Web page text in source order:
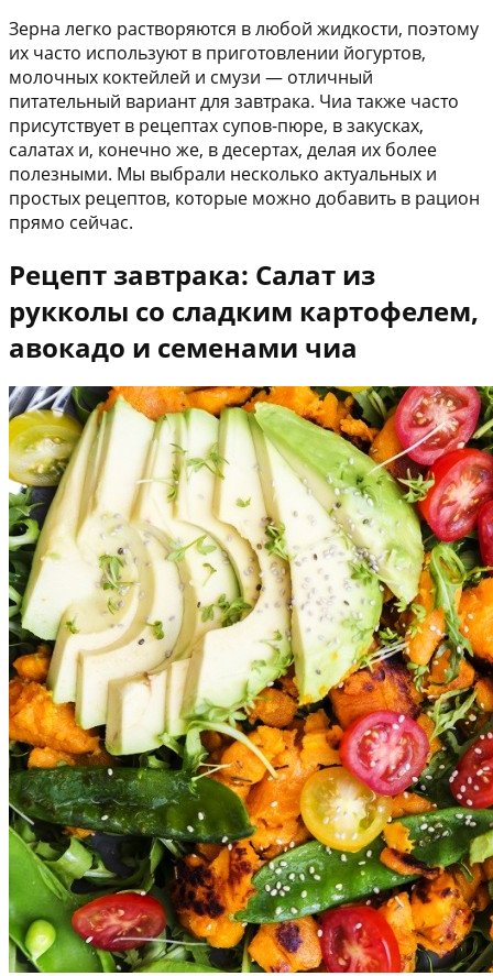
Зерна легко растворяются в любой жидкости, поэтому
их часто используют в приготовлении йогуртов,
молочных коктейлей и смузи — отличный
питательный вариант для завтрака. Чиа также часто
присутствует в рецептах супов-пюре, в закусках,
салатах и, конечно же, в десертах, делая их более
полезными. Мы выбрали несколько актуальных и
простых рецептов, которые можно добавить в рацион
прямо сейчас.
Рецепт завтрака: Салат из
рукколы со сладким картофелем,
авокадо и семенами чиа